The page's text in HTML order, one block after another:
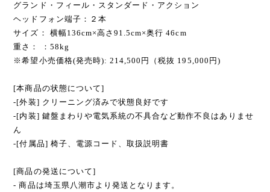
グランド・フィール・スタンダード・アクション
ヘッドフォン端子：２本
サイズ： 横幅136cm×高さ91.5cm×奥行 46cm
重さ： ：58kg
※希望小売価格(発売時): 214,500円（税抜 195,000円)
[本商品の状態について]
-[外装] クリーニング済みで状態良好です
-[内装] 鍵盤まわりや電気系統の不具合など動作不良はありませ
ん
-[付属品] 椅子、電源コード、取扱説明書
[商品の発送について]
- 商品は埼玉県八潮市より発送となります。